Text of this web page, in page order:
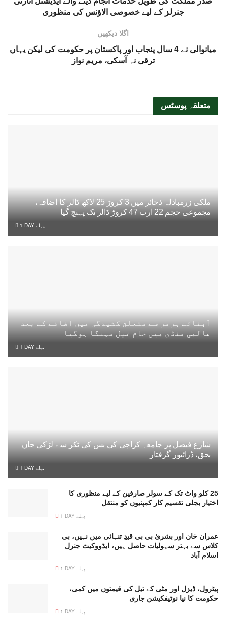
جنرلز کے لیے خصوصی الاؤنس کی منظوری
اگلا دیکھیں
میانوالی نے 4 سال پنجاب اور پاکستان پر حکومت کی لیکن یہاں
ترقی نہ آسکی، مریم نواز
متعلقہ پوسٹس
ملکی زرمبادلہ ذخائر میں 3 کروڑ 25 لاکھ ڈالر کا اضافہ،
مجموعی حجم 22 ارب 47 کروڑ ڈالر تک پہنچ گیا
1 DAY پہلے
آبنائے ہرمز سے متعلق کشیدگی میں اضافے کے بعد
عالمی منڈی میں خام تیل مہنگا ہوگیا
1 DAY پہلے
شارع فیصل پر جامعہ کراچی کی بس کی ٹکر سے لڑکی جاں
بحق، ڈرائیور گرفتار
1 DAY پہلے
25 کلو واٹ تک کے سولر صارفین کے لیے منظوری کا
اختیار بجلی تقسیم کار کمپنیوں کو منتقل
1 DAY پہلے
عمران خان اور بشریٰ بی بی قیدِ تنہائی میں نہیں، بی
کلاس سے بہتر سہولیات حاصل ہیں، ایڈووکیٹ جنرل
اسلام آباد
1 DAY پہلے
پیٹرول، ڈیزل اور مٹی کے تیل کی قیمتوں میں کمی،
حکومت کا نیا نوٹیفکیشن جاری
1 DAY پہلے